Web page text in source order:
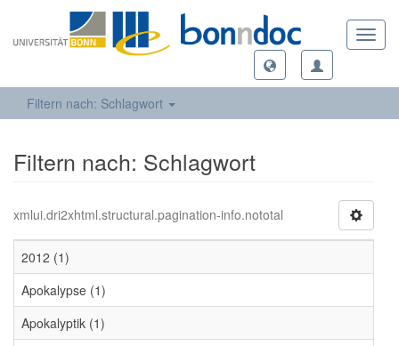
Filtern nach: Schlagwort
Filtern nach: Schlagwort
xmlui.dri2xhtml.structural.pagination-info.nototal
2012 (1)
Apokalypse (1)
Apokalyptik (1)